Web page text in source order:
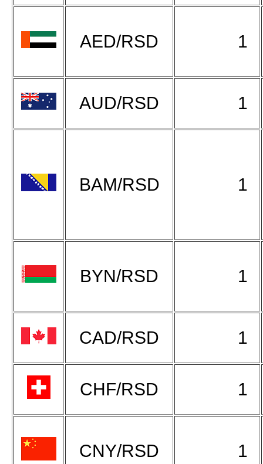
AED/RSD 1
AUD/RSD 1
BAM/RSD 1
BYN/RSD 1
CAD/RSD 1
CHF/RSD 1
CNY/RSD 1